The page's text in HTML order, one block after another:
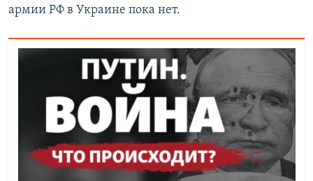
армии РФ в Украине пока нет.